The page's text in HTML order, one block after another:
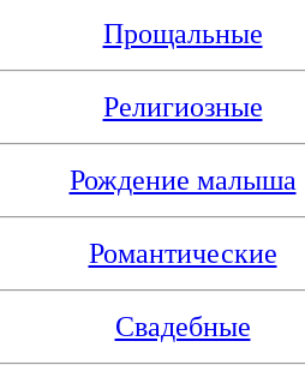
Прощальные
Религиозные
Рождение малыша
Романтические
Свадебные